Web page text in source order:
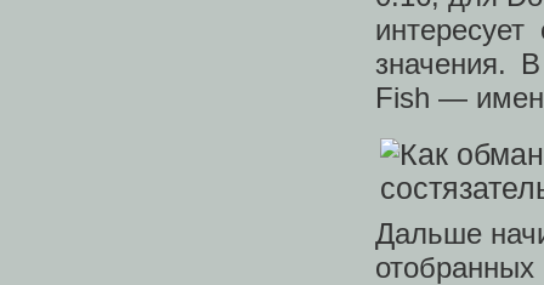
значения.
Fish —
Дальше
отобранных